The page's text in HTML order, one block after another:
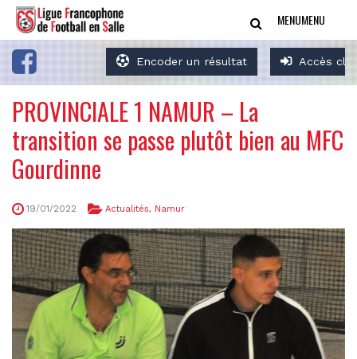
Encoder un résultat Accès
MENUMENU
PROVINCIALE 1 NAMUR – La
transition se passe plutôt bien au MFC
Gourdinne
19/01/2022 Actualités, Namur